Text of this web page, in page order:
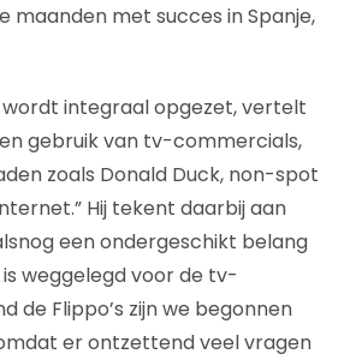
maanden met succes in Spanje,
integraal opgezet, vertelt
gebruik van tv-commercials,
zoals Donald Duck, non-spot
Hij tekent daarbij aan
een ondergeschikt belang
weggelegd voor de tv-
de Flippo’s zijn we begonnen
er ontzettend veel vragen